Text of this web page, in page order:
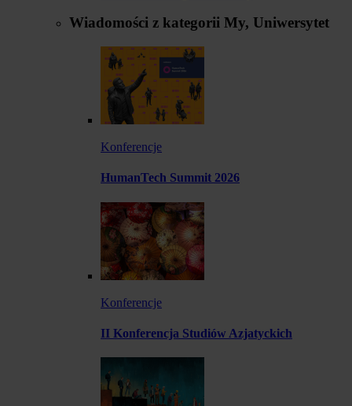
Wiadomości z kategorii My, Uniwersytet
Konferencje
HumanTech Summit 2026
Konferencje
II Konferencja Studiów Azjatyckich